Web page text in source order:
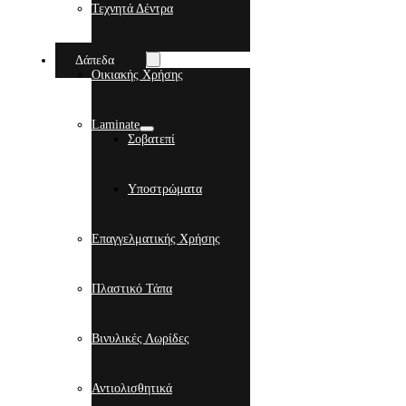
Τεχνητά Δέντρα
Δάπεδα
Οικιακής Χρήσης
Laminate
Σοβατεπί
Υποστρώματα
Επαγγελματικής Χρήσης
Πλαστικό Τάπα
Βινυλικές Λωρίδες
Αντιολισθητικά